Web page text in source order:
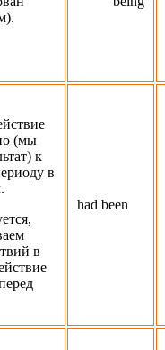
(мы
к
в
в
had been